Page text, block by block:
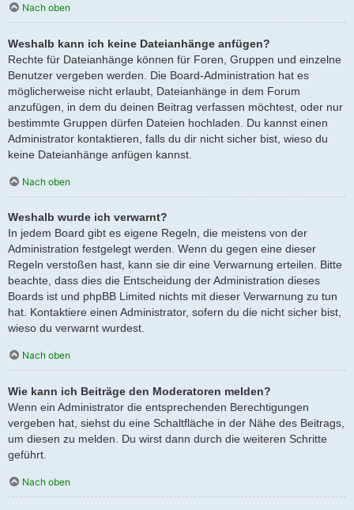
Nach oben
Weshalb kann ich keine Dateianhänge anfügen?
Rechte für Dateianhänge können für Foren, Gruppen und einzelne
Benutzer vergeben werden. Die Board-Administration hat es
möglicherweise nicht erlaubt, Dateianhänge in dem Forum
anzufügen, in dem du deinen Beitrag verfassen möchtest, oder nur
bestimmte Gruppen dürfen Dateien hochladen. Du kannst einen
Administrator kontaktieren, falls du dir nicht sicher bist, wieso du
keine Dateianhänge anfügen kannst.
Nach oben
Weshalb wurde ich verwarnt?
In jedem Board gibt es eigene Regeln, die meistens von der
Administration festgelegt werden. Wenn du gegen eine dieser
Regeln verstoßen hast, kann sie dir eine Verwarnung erteilen. Bitte
beachte, dass dies die Entscheidung der Administration dieses
Boards ist und phpBB Limited nichts mit dieser Verwarnung zu tun
hat. Kontaktiere einen Administrator, sofern du die nicht sicher bist,
wieso du verwarnt wurdest.
Nach oben
Wie kann ich Beiträge den Moderatoren melden?
Wenn ein Administrator die entsprechenden Berechtigungen
vergeben hat, siehst du eine Schaltfläche in der Nähe des Beitrags,
um diesen zu melden. Du wirst dann durch die weiteren Schritte
geführt.
Nach oben